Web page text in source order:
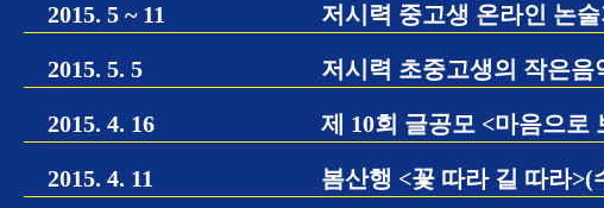
2015. 5 ~ 11 저시력 중고생 온라인 논
2015. 5. 5 저시력 초중고생의 작은음
2015. 4. 16 제 10회 글공모 <마음으로
2015. 4. 11 봄산행 <꽃 따라 길 따라>(